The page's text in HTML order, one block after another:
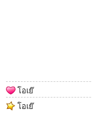
โอเย๊
โอเย๊